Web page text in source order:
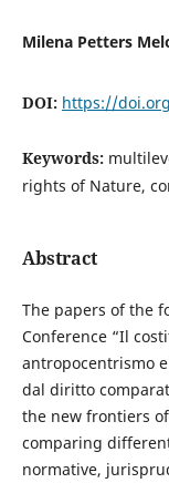
Milena Petters
DOI: https://
Keywords:
rights of Nature,
Abstract
The papers of the
Conference “Il
antropocentrismo
dal diritto
the new frontiers
comparing
normative,